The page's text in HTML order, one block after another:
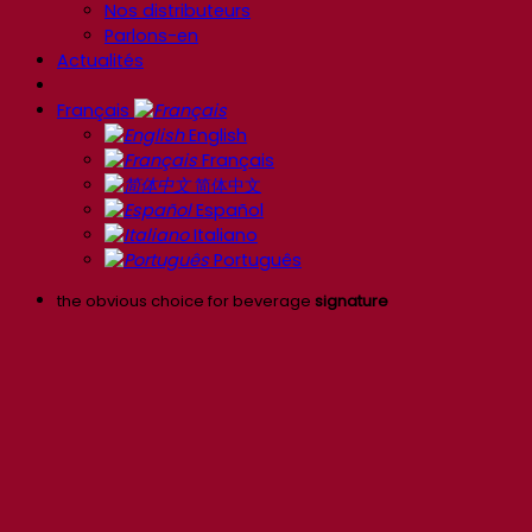
Nos distributeurs
Parlons-en
Actualités
Français
English
Français
简体中文
Español
Italiano
Português
the obvious choice for beverage signature